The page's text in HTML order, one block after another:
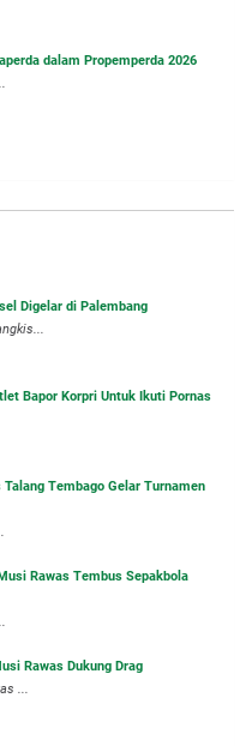
dalam Propemperda 2026
Digelar di Palembang
Bapor Korpri Untuk Ikuti Pornas
Tembago Gelar Turnamen
Rawas Tembus Sepakbola
Rawas Dukung Drag
...